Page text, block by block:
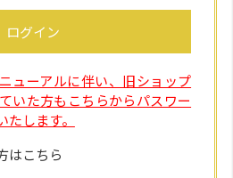
ログイン
ューアルに伴い、旧ショップ
いた方もこちらからパスワー
します。
はこちら